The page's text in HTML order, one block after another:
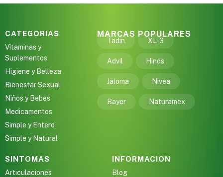
CATEGORIAS
Vitaminas y
Suplementos
Higiene y Belleza
Bienestar Sexual
Niños y Bebes
Medicamentos
Simple y Entero
Simple y Natural
MARCAS POPULARES
Tadin XL-3
Advil Hinds
Jaloma Nivea
Bayer Naturamex
SINTOMAS
Articulaciones
INFORMACION
Blog